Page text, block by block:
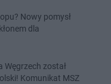
Nowy pomysł
dla
Węgrzech został
Komunikat MSZ